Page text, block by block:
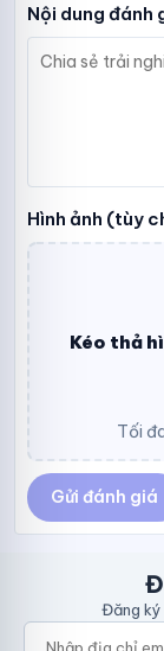
Nội dung đánh
Hình ảnh (tùy
Kéo thả
Tối
Gửi đánh giá
Đăng ký